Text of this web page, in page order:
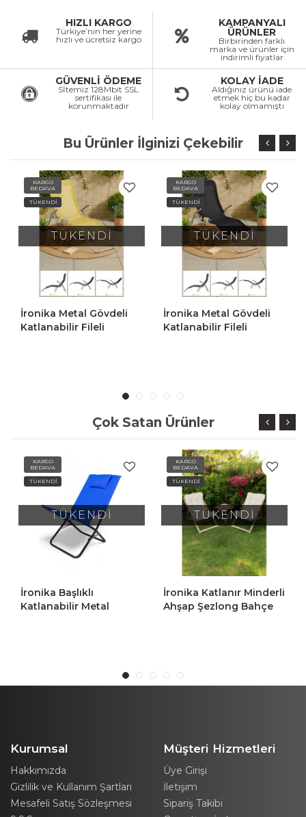
HIZLI KARGO
Türkiye’nin her yerine
hızlı ve ücretsiz kargo
KAMPANYALI
ÜRÜNLER
Birbirinden farklı
marka ve ürünler için
indirimli fiyatlar
GÜVENLİ ÖDEME
Sİtemiz 128Mbit SSL
sertifikası ile
korunmaktadır
KOLAY İADE
Aldığınız ürünü iade
etmek hiç bu kadar
kolay olmamıştı
Bu Ürünler İlginizi Çekebilir
KARGO
BEDAVA
TÜKENDİ
TÜKENDİ
İronika Metal Gövdeli
Katlanabilir Fileli
KARGO
BEDAVA
TÜKENDİ
TÜKENDİ
İronika Metal Gövdeli
Katlanabilir Fileli
Çok Satan Ürünler
KARGO
BEDAVA
TÜKENDİ
TÜKENDİ
İronika Başlıklı
Katlanabilir Metal
KARGO
BEDAVA
TÜKENDİ
TÜKENDİ
İronika Katlanır Minderli
Ahşap Şezlong Bahçe
Kurumsal
Hakkımızda
Gizlilik ve Kullanım Şartları
Mesafeli Satış Sözleşmesi
Müşteri Hizmetleri
Üye Girişi
İletişim
Sipariş Takibi